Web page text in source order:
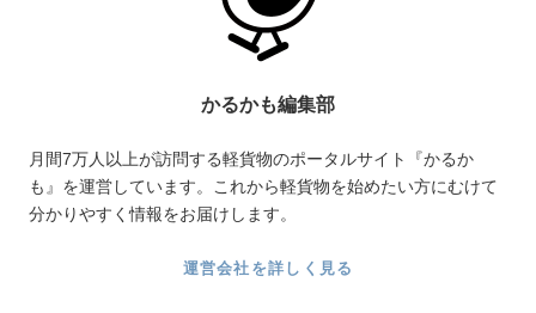
かるかも編集部
月間7万人以上が訪問する軽貨物のポータルサイト『かるか
も』を運営しています。これから軽貨物を始めたい方にむけて
分かりやすく情報をお届けします。
運営会社を詳しく見る